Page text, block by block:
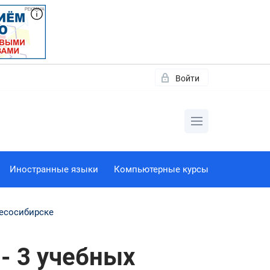
Войти
Иностранные языки Компьютерные курсы
3 учебных